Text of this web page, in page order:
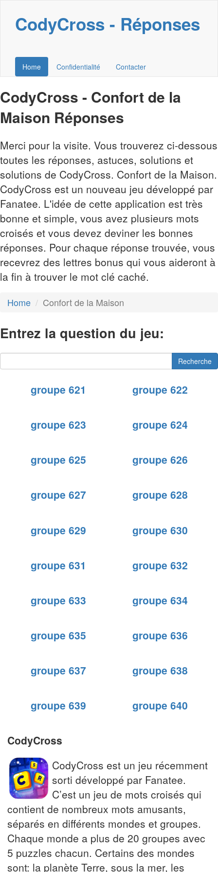
CodyCross - Réponses
Home Confidentialité Contacter
CodyCross - Confort de la
Maison Réponses
Merci pour la visite. Vous trouverez ci-dessous
toutes les réponses, astuces, solutions et
solutions de CodyCross. Confort de la Maison.
CodyCross est un nouveau jeu développé par
Fanatee. L'idée de cette application est très
bonne et simple, vous avez plusieurs mots
croisés et vous devez deviner les bonnes
réponses. Pour chaque réponse trouvée, vous
recevrez des lettres bonus qui vous aideront à
la fin à trouver le mot clé caché.
Home Confort de la Maison
Entrez la question du jeu:
Recherche
groupe 621 groupe 622
groupe 623 groupe 624
groupe 625 groupe 626
groupe 627 groupe 628
groupe 629 groupe 630
groupe 631 groupe 632
groupe 633 groupe 634
groupe 635 groupe 636
groupe 637 groupe 638
groupe 639 groupe 640
CodyCross
CodyCross est un jeu récemment
sorti développé par Fanatee.
C’est un jeu de mots croisés qui
contient de nombreux mots amusants,
séparés en différents mondes et groupes.
Chaque monde a plus de 20 groupes avec
5 puzzles chacun. Certains des mondes
sont: la planète Terre, sous la mer, les